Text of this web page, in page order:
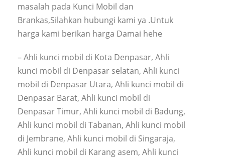
masalah pada Kunci Mobil dan
Brankas,Silahkan hubungi kami ya .Untuk
harga kami berikan harga Damai hehe
– Ahli kunci mobil di Kota Denpasar, Ahli
kunci mobil di Denpasar selatan, Ahli kunci
mobil di Denpasar Utara, Ahli kunci mobil di
Denpasar Barat, Ahli kunci mobil di
Denpasar Timur, Ahli kunci mobil di Badung,
Ahli kunci mobil di Tabanan, Ahli kunci mobil
di Jembrane, Ahli kunci mobil di Singaraja,
Ahli kunci mobil di Karang asem, Ahli kunci